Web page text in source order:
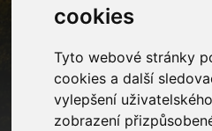
cookies
Tyto webové stránky
cookies a další
vylepšení
zobrazení
Home Fotogalerie